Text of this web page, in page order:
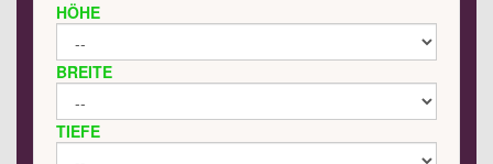
HÖHE
BREITE
TIEFE